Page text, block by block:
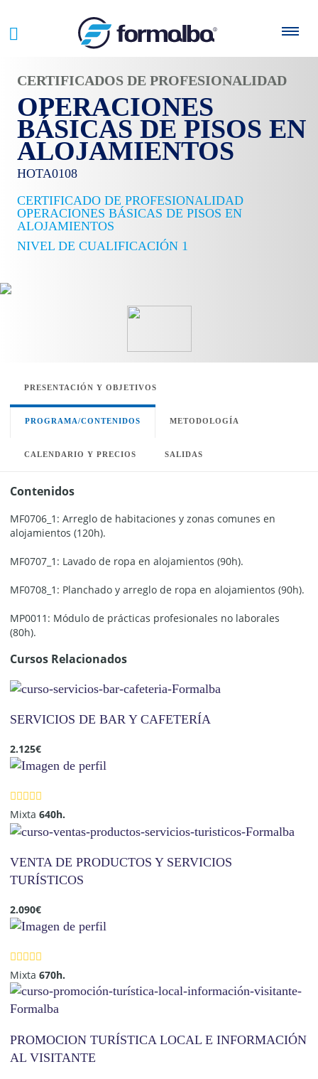
CERTIFICADOS DE PROFESIONALIDAD
OPERACIONES
BÁSICAS DE PISOS EN
ALOJAMIENTOS
HOTA0108
CERTIFICADO DE PROFESIONALIDAD
OPERACIONES BÁSICAS DE PISOS EN
ALOJAMIENTOS
NIVEL DE CUALIFICACIÓN 1
PRESENTACIÓN Y OBJETIVOS
PROGRAMA/CONTENIDOS METODOLOGÍA
CALENDARIO Y PRECIOS SALIDAS
Contenidos
MF0706_1: Arreglo de habitaciones y zonas comunes en
alojamientos (120h).
MF0707_1: Lavado de ropa en alojamientos (90h).
MF0708_1: Planchado y arreglo de ropa en alojamientos (90h).
MP0011: Módulo de prácticas profesionales no laborales
(80h).
Cursos Relacionados
SERVICIOS DE BAR Y CAFETERÍA
2.125€
Mixta640h.
VENTA DE PRODUCTOS Y SERVICIOS
TURÍSTICOS
2.090€
Mixta670h.
PROMOCION TURÍSTICA LOCAL E INFORMACIÓN
AL VISITANTE